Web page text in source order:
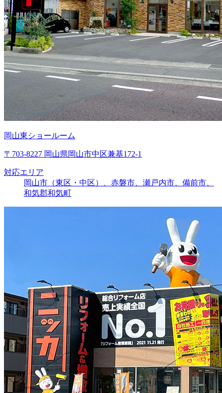
岡山東ショールーム
〒703-8227 岡山県岡山市中区兼基172-1
対応エリア
岡山市（東区・中区）、赤磐市、瀬戸内市、備前市、
和気郡和気町